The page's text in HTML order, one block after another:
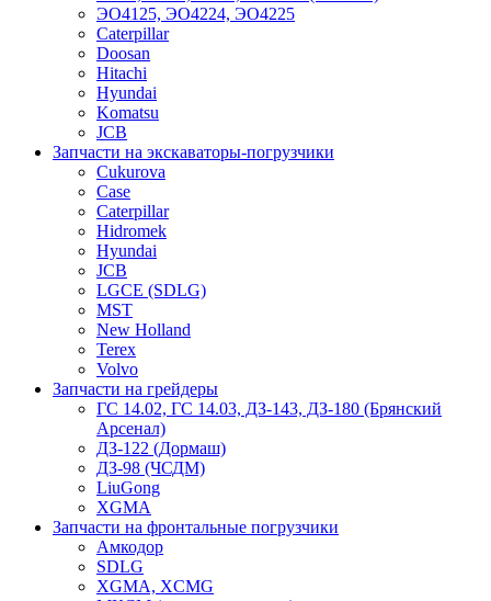
ЭО4125, ЭО4224, ЭО4225
Caterpillar
Doosan
Hitachi
Hyundai
Komatsu
JCB
Запчасти на экскаваторы-погрузчики
Cukurova
Case
Caterpillar
Hidromek
Hyundai
JCB
LGCE (SDLG)
MST
New Holland
Terex
Volvo
Запчасти на грейдеры
ГС 14.02, ГС 14.03, ДЗ-143, ДЗ-180 (Брянский
Арсенал)
ДЗ-122 (Дормаш)
ДЗ-98 (ЧСДМ)
LiuGong
XGMA
Запчасти на фронтальные погрузчики
Амкодор
SDLG
XGMA, XCMG